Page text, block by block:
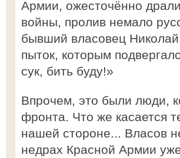
Армии, ожесточённо
войны, пролив немало
бывший власовец Николай
пыток, которым
сук, бить буду!»
Впрочем, это были люди,
фронта. Что же касается
нашей стороне... Власов
недрах Красной Армии